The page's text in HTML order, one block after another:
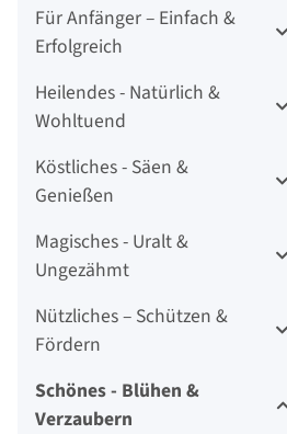
Für Anfänger – Einfach &
Erfolgreich
Heilendes - Natürlich &
Wohltuend
Köstliches - Säen &
Genießen
Magisches - Uralt &
Ungezähmt
Nützliches – Schützen &
Fördern
Schönes - Blühen &
Verzaubern